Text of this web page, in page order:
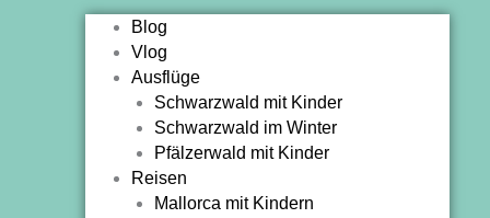
Blog
Vlog
Ausflüge
Schwarzwald mit Kinder
Schwarzwald im Winter
Pfälzerwald mit Kinder
Reisen
Mallorca mit Kindern